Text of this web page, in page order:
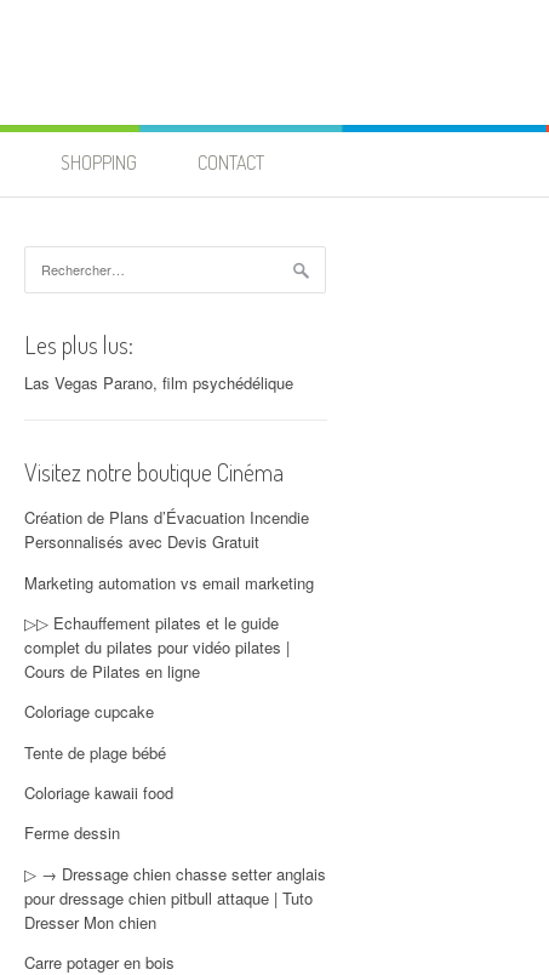
SHOPPING CONTACT
Les plus lus:
Las Vegas Parano, film psychédélique
Visitez notre boutique Cinéma
Création de Plans d’Évacuation Incendie
Personnalisés avec Devis Gratuit
Marketing automation vs email marketing
▷▷ Echauffement pilates et le guide
complet du pilates pour vidéo pilates |
Cours de Pilates en ligne
Coloriage cupcake
Tente de plage bébé
Coloriage kawaii food
Ferme dessin
▷ → Dressage chien chasse setter anglais
pour dressage chien pitbull attaque | Tuto
Dresser Mon chien
Carre potager en bois